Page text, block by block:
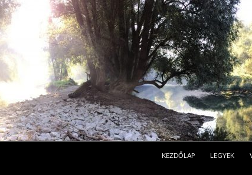
KEZDŐLAP
LEGYEK